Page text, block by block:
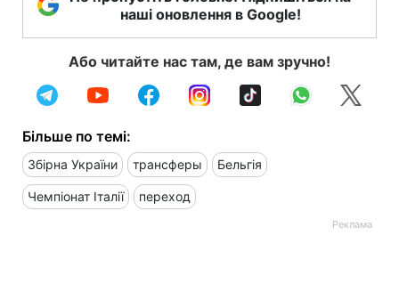
наші оновлення в Google!
Або читайте нас там, де вам зручно!
Більше по темі:
Збірна України трансферы Бельгія
Чемпіонат Італії переход